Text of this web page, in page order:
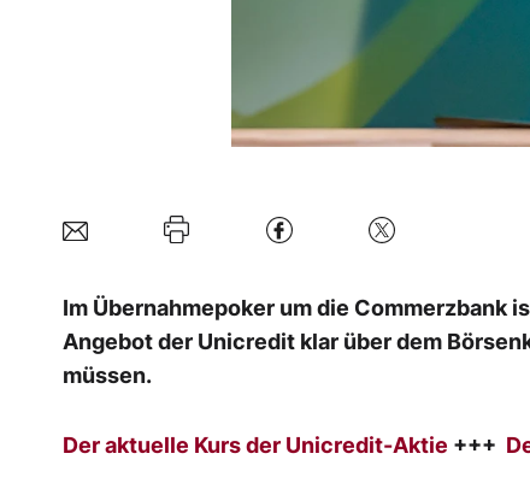
Im Übernahmepoker um die Commerzbank
Angebot der Unicredit klar über dem
müssen.
Der aktuelle Kurs der Unicredit-Aktie +++